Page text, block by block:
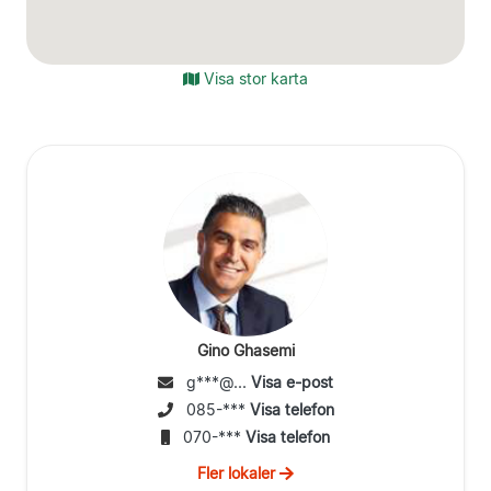
Visa stor karta
Gino Ghasemi
g***@... Visa e-post
085-*** Visa telefon
070-*** Visa telefon
Fler lokaler